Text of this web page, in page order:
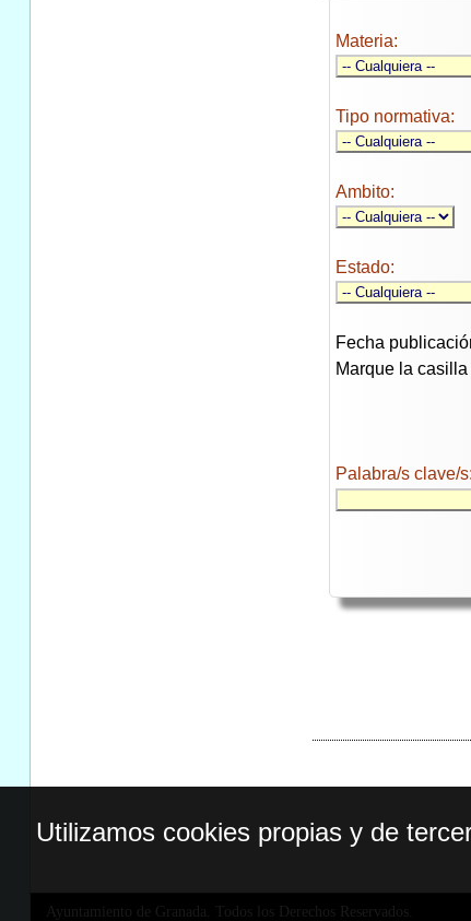
Materia:
Tipo normativa:
Ambito:
Estado:
Fecha
Marque la
Palabra/s clave/s:
Ayuntamiento de Granada. Todos los Derechos Reservados.
Utilizamos cookies propias y de